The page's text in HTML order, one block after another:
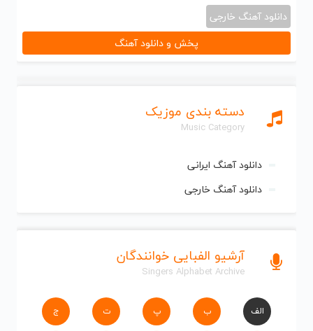
دسته بندی موزیک
Music Category
دانلود آهنگ ایرانی
دانلود آهنگ خارجی
آرشیو الفبایی خوانندگان
Singers Alphabet Archive
الف ب پ ت ج
دانلود آهنگ خارجی
پخش و دانلود آهنگ